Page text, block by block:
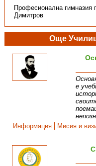
Професионална гимназия
Димитров
Още
е
Информация
Мисия и